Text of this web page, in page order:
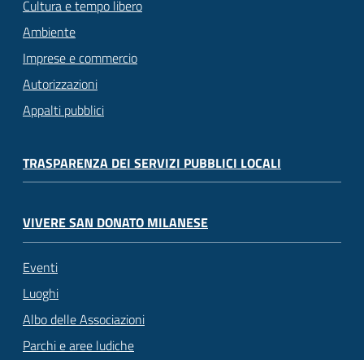
Cultura e tempo libero
Ambiente
Imprese e commercio
Autorizzazioni
Appalti pubblici
TRASPARENZA DEI SERVIZI PUBBLICI LOCALI
VIVERE SAN DONATO MILANESE
Eventi
Luoghi
Albo delle Associazioni
Parchi e aree ludiche